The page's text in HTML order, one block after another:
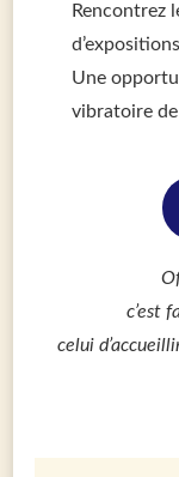
Rencontrez
Une
vibratoire
c’est
celui